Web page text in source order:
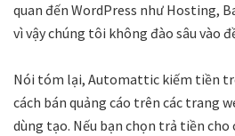
quan đến WordPress như Hosting,
vì vậy chúng tôi không đào sâu vào
Nói tóm lại, Automattic kiếm tiền
cách bán quảng cáo trên các trang
dùng tạo. Nếu bạn chọn trả tiền cho